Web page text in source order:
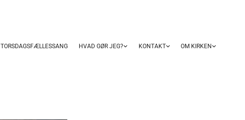
TORSDAGSFÆLLESSANG HVAD GØR JEG? KONTAKT OM KIRKEN